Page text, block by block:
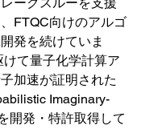
FTQC向けのアルゴ
発を続けていま
て量子化学計算ア
加速が証明された
Imaginary-
開発・特許取得して